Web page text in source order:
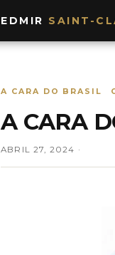
EDMIR SAINT-
A CARA DO BRASIL
A CARA
ABRIL 27, 2024 ·